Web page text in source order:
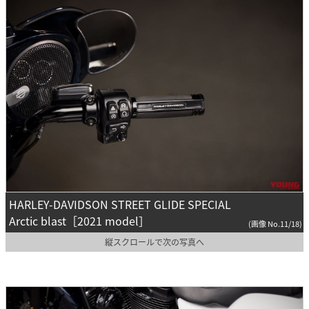
HARLEY-DAVIDSON STREET GLIDE SPECIAL
Arctic blast［2021 model］
(画像 No.11/18)
縦スクロールで次の写真へ